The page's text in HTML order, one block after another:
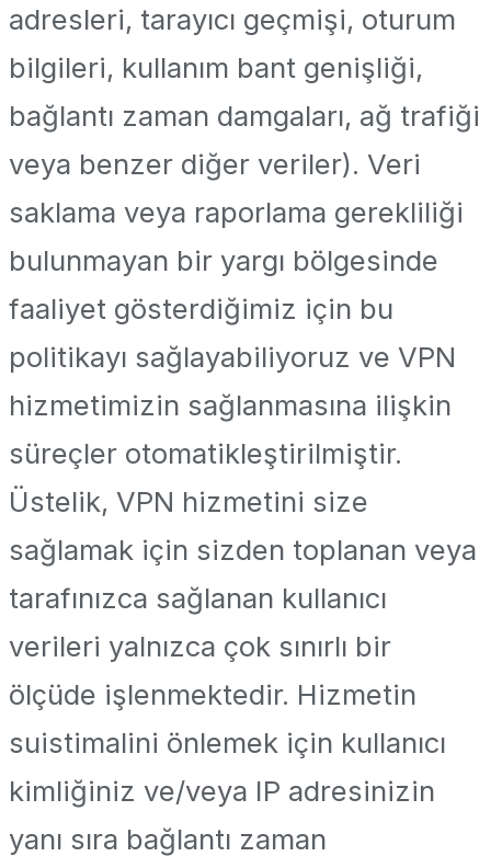
adresleri, tarayıcı geçmişi, oturum
bilgileri, kullanım bant genişliği,
bağlantı zaman damgaları, ağ trafiği
veya benzer diğer veriler). Veri
saklama veya raporlama gerekliliği
bulunmayan bir yargı bölgesinde
faaliyet gösterdiğimiz için bu
politikayı sağlayabiliyoruz ve VPN
hizmetimizin sağlanmasına ilişkin
süreçler otomatikleştirilmiştir.
Üstelik, VPN hizmetini size
sağlamak için sizden toplanan veya
tarafınızca sağlanan kullanıcı
verileri yalnızca çok sınırlı bir
ölçüde işlenmektedir. Hizmetin
suistimalini önlemek için kullanıcı
kimliğiniz ve/veya IP adresinizin
yanı sıra bağlantı zaman